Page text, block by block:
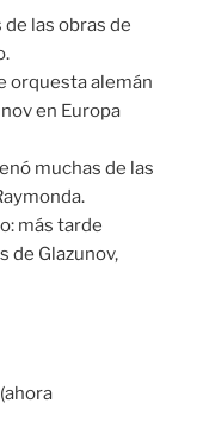
las obras de
orquesta alemán
en Europa
muchas de las
más tarde
de Glazunov,